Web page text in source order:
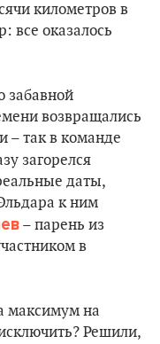
километров в
все оказалось
забавной
возвращались
– так в команде
загорелся
даты,
к ним
– парень из
в
максимум на
Решили,